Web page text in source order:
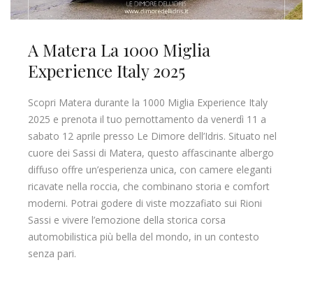
A Matera La 1000 Miglia
Experience Italy 2025
Scopri Matera durante la 1000 Miglia Experience Italy
2025 e prenota il tuo pernottamento da venerdì 11 a
sabato 12 aprile presso Le Dimore dell’Idris. Situato nel
cuore dei Sassi di Matera, questo affascinante albergo
diffuso offre un’esperienza unica, con camere eleganti
ricavate nella roccia, che combinano storia e comfort
moderni. Potrai godere di viste mozzafiato sui Rioni
Sassi e vivere l’emozione della storica corsa
automobilistica più bella del mondo, in un contesto
senza pari.